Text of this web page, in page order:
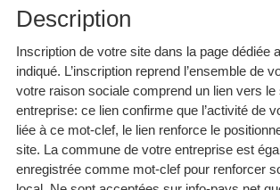
Description
Inscription de votre site dans la page dédiée
indiqué. L’inscription reprend l’ensemble de
votre raison sociale comprend un lien vers le
entreprise: ce lien confirme que l’activité de
liée à ce mot-clef, le lien renforce le
site. La commune de votre entreprise est
enregistrée comme mot-clef pour renforcer